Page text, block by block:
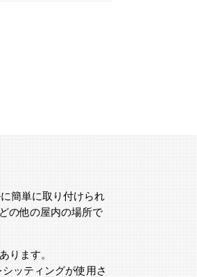
簡単に取り付けられ
の他の屋内の場所で
ります。
ッティングが使用さ